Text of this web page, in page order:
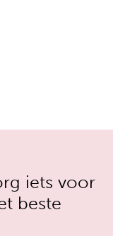
iets voor
beste